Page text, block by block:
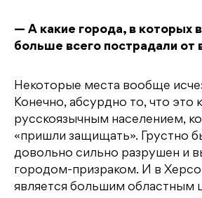
— А какие города, в которых
больше всего пострадали от
Некоторые места вообще
Конечно, абсурдно то, что это
русскоязычным населением,
«пришли защищать». Грустно
довольно сильно разрушен и
городом-призраком. И в
является большим областным